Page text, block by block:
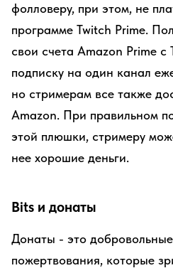
фолловеру, при этом, не
программе Twitch Prime.
свои счета Amazon Prime с
подписку на один канал
но стримерам все также
Amazon. При правильном
этой плюшки, стримеру
нее хорошие деньги.
Bits и донаты
Донаты - это
пожертвования, которые